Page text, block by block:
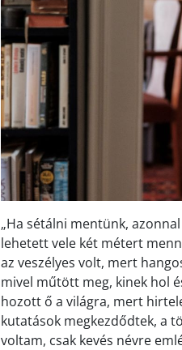
„Ha sétálni mentünk,
lehetett vele két métert
az veszélyes volt, mert
mivel műtött meg, kinek hol
hozott ő a világra, mert
kutatások megkezdődtek, a
voltam, csak kevés névre